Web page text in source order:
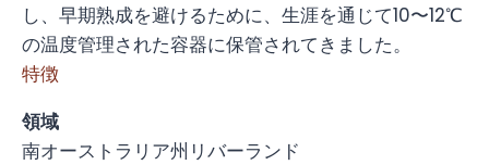
し、早期熟成を避けるために、生涯を通じて10〜12℃
の温度管理された容器に保管されてきました。
特徴
領域
南オーストラリア州リバーランド